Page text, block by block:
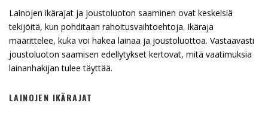
Lainojen ikärajat ja joustoluoton saaminen ovat keskeisiä
tekijöitä, kun pohditaan rahoitusvaihtoehtoja. Ikäraja
määrittelee, kuka voi hakea lainaa ja joustoluottoa. Vastaavasti
joustoluoton saamisen edellytykset kertovat, mitä vaatimuksia
lainanhakijan tulee täyttää.
LAINOJEN IKÄRAJAT